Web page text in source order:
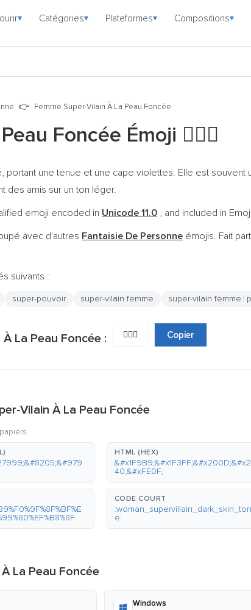
▾ Catégories▾ Plateformes▾ Compositions▾
Femme Super-Vilain À La Peau Foncée
Foncée Émoji 🦹🏿‍♀️
une tenue et une cape violettes. Elle est
des amis sur un ton léger.
emoji encoded in Unicode 11.0 , and included in
avec d'autres Fantaisie De Personne émojis. Fait
suivants :
super-pouvoir super-vilain femme super-vilain femme :
La Peau Foncée : 🦹🏿‍♀️ Copier
Vilain À La Peau Foncée
HTML (HEX)
40;&#xFE0F;
CODE COURT
:woman_supervillain_dark_skin_ton
e:
La Peau Foncée
Windows